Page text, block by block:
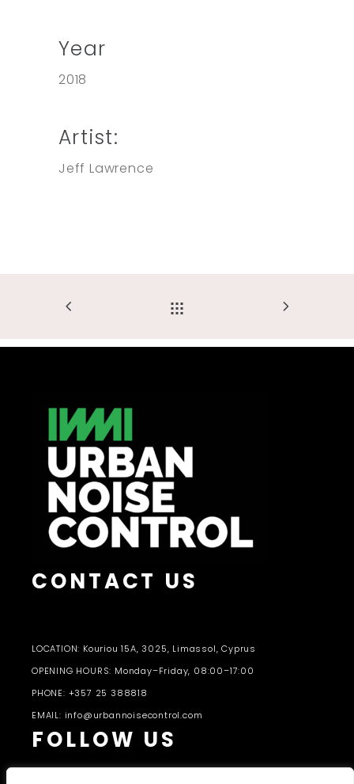
Year
2018
Artist:
Jeff Lawrence
CONTACT US
LOCATION: Kouriou 15A, 3025, Limassol, Cyprus
OPENING HOURS: Monday–Friday, 08:00–17:00
PHONE: +357 25 388818
EMAIL: info@urbannoisecontrol.com
FOLLOW US